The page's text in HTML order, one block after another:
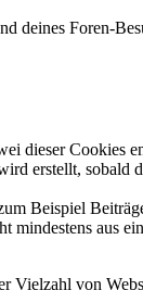
deines Foren-
dieser Cookies
erstellt, sobald
Beispiel
aus
Vielzahl von